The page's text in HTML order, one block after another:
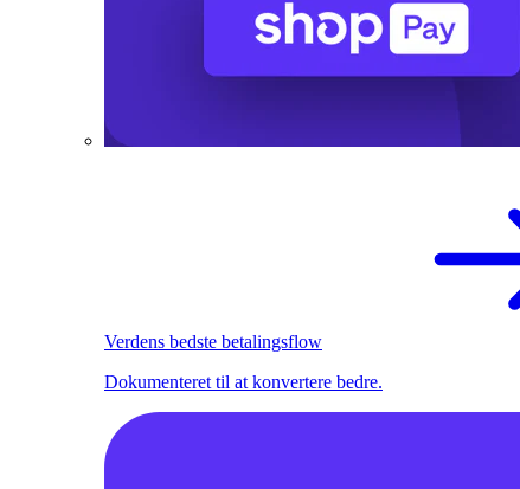
Verdens bedste betalingsflow
Dokumenteret til at konvertere bedre.